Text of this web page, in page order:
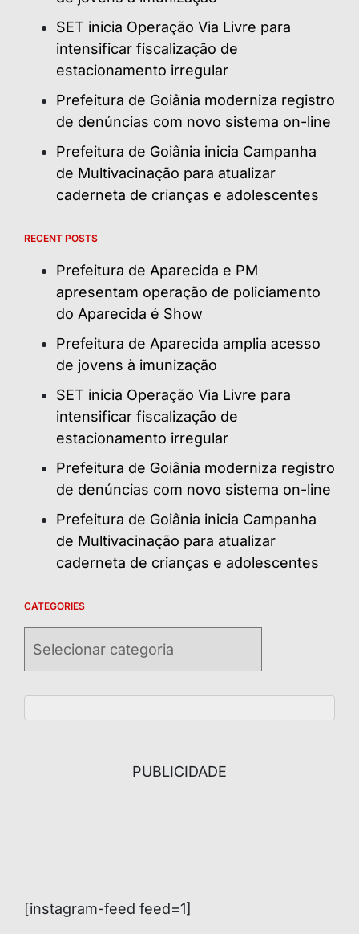
SET inicia Operação Via Livre para
intensificar fiscalização de
estacionamento irregular
Prefeitura de Goiânia moderniza registro
de denúncias com novo sistema on-line
Prefeitura de Goiânia inicia Campanha
de Multivacinação para atualizar
caderneta de crianças e adolescentes
RECENT POSTS
Prefeitura de Aparecida e PM
apresentam operação de policiamento
do Aparecida é Show
Prefeitura de Aparecida amplia acesso
de jovens à imunização
SET inicia Operação Via Livre para
intensificar fiscalização de
estacionamento irregular
Prefeitura de Goiânia moderniza registro
de denúncias com novo sistema on-line
Prefeitura de Goiânia inicia Campanha
de Multivacinação para atualizar
caderneta de crianças e adolescentes
CATEGORIES
PUBLICIDADE
[instagram-feed feed=1]